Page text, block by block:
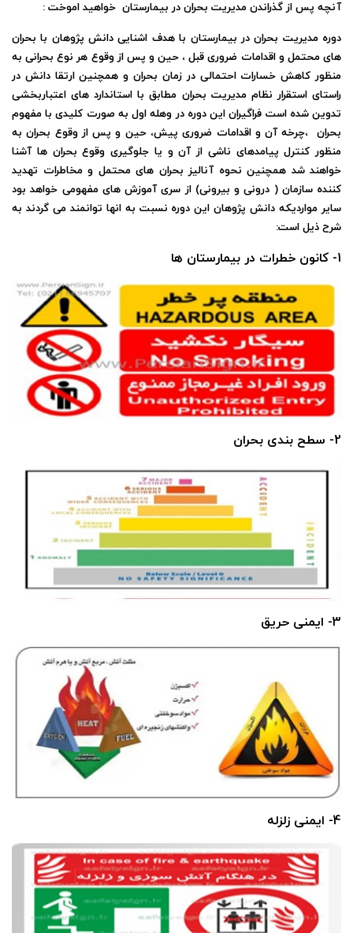
آنچه پس از گذراندن مدیریت بحران در بیمارستان خواهید اموخت :
دوره مدیریت بحران در بیمارستان با هدف اشنایی دانش پژوهان با بحران
های محتمل و اقدامات ضروری قبل ، حین و پس از وقوع هر نوع بحرانی به
منظور کاهش خسارات احتمالی در زمان بحران و همچنین ارتقا دانش در
راستای استقرار نظام مدیریت بحران مطابق با استاندارد های اعتباربخشی
تدوین شده است فراگیران این دوره در وهله اول به صورت کلیدی با مفهوم
بحران ،چرخه آن و اقدامات ضروری پیش، حین و پس از وقوع بحران به
منظور کنترل پیامدهای ناشی از آن و یا جلوگیری وقوع بحران ها آشنا
خواهند شد همچنین نحوه آنالیز بحران های محتمل و مخاطرات تهدید
کننده سازمان ( درونی و بیرونی) از سری آموزش های مفهومی خواهد بود
سایر مواردیکه دانش پژوهان این دوره نسبت به انها توانمند می گردند به
شرح ذیل است:
1- کانون خطرات در بیمارستان ها
2- سطح بندی بحران
3- ایمنی حریق
4- ایمنی زلزله